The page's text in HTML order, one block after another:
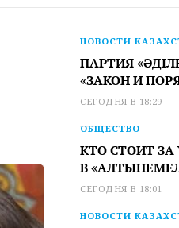
НОВОСТИ
ПАРТИЯ
«ЗАКОН И
СЕГОДНЯ В 18:29
ОБЩЕСТВО
КТО СТОИТ
В
СЕГОДНЯ В 18:01
НОВОСТИ